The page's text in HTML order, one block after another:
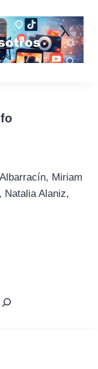
Miriam
Natalia Alaniz,